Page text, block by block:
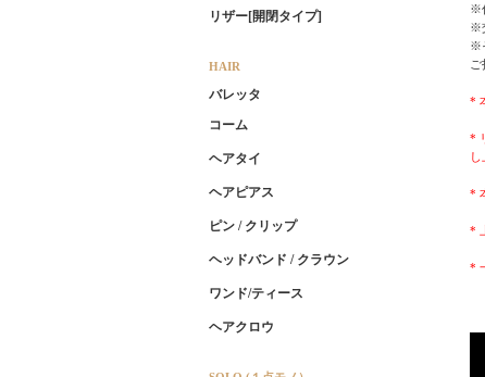
※
※
※
*
*
し
*
*
*
リザー[開閉タイプ]
HAIR
バレッタ
コーム
ヘアタイ
ヘアピアス
ピン / クリップ
ヘッドバンド / クラウン
ワンド/ティース
ヘアクロウ